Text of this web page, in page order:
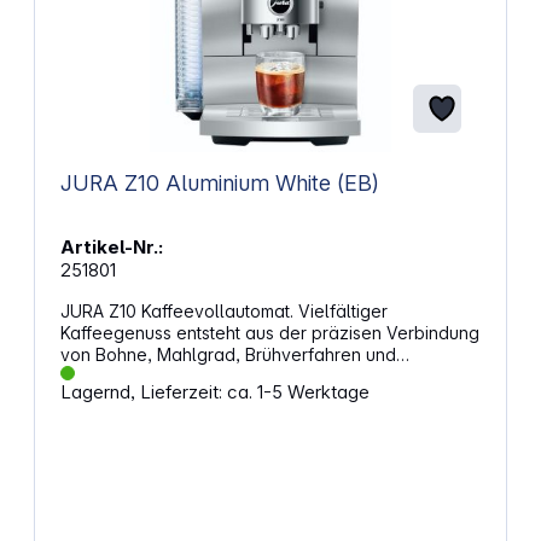
JURA Z10 Aluminium White (EB)
Artikel-Nr.:
251801
JURA Z10 Kaffeevollautomat. Vielfältiger
Kaffeegenuss entsteht aus der präzisen Verbindung
von Bohne, Mahlgrad, Brühverfahren und
Temperatur. Unterschiedliche Getränke verlangen
nach unterschiedlichen Zubereitungsarten, damit
Lagernd, Lieferzeit: ca. 1-5 Werktage